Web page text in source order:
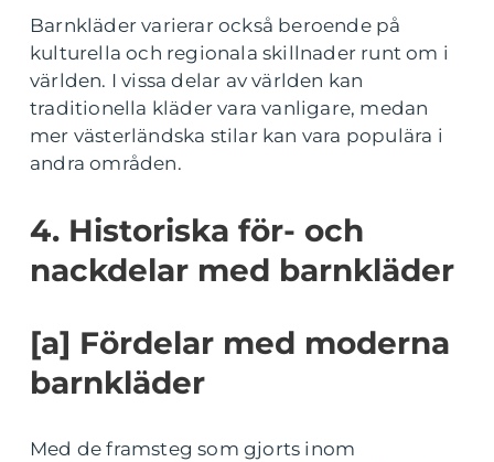
Barnkläder varierar också beroende på
kulturella och regionala skillnader runt om i
världen. I vissa delar av världen kan
traditionella kläder vara vanligare, medan
mer västerländska stilar kan vara populära i
andra områden.
4. Historiska för- och
nackdelar med barnkläder
[a] Fördelar med moderna
barnkläder
Med de framsteg som gjorts inom